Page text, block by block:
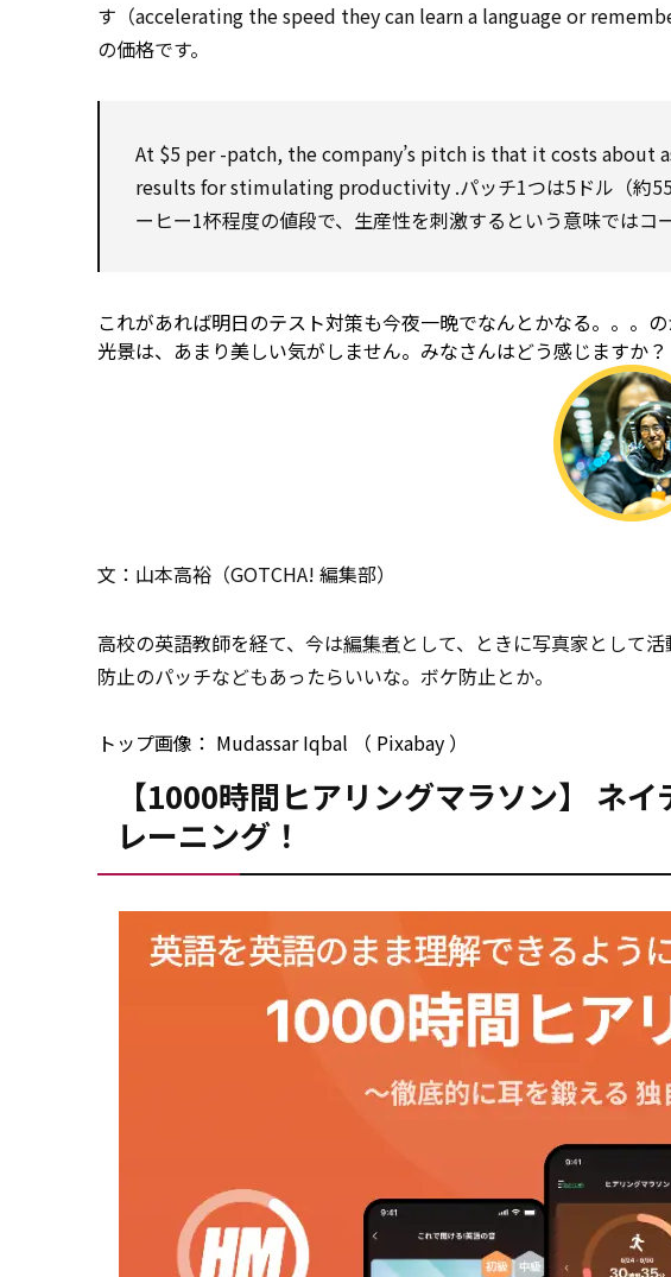
す（accelerating the speed they can learn a language or
の価格です。
At $5 per-patch, the company’s pitch is that it costs about
results forstimulating productivity .パッチ1つは5ドル（約
ーヒー1杯程度の値段で、生産性を刺激するという意味ではコ
これがあれば明日のテスト対策も今夜一晩でなんとかなる。。。
光景は、あまり美しい気がしません。みなさんはどう感じますか？
文：山本高裕（GOTCHA! 編集部）
高校の英語教師を経て、今は編集者として、ときに写真家として
防止のパッチなどもあったらいいな。ボケ防止とか。
トップ画像： Mudassar Iqbal （ Pixabay ）
【1000時間ヒアリングマラソン】 ネ
レーニング！